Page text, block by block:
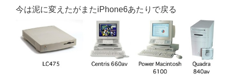
今は泥に変えたがまたiPhone6あたりで戻る